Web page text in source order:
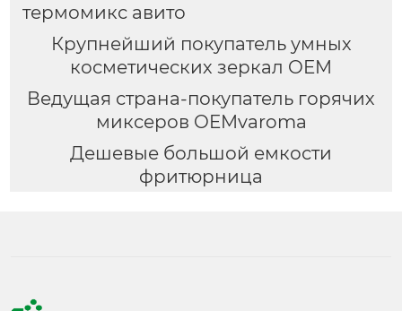
термомикс авито
Крупнейший покупатель умных
косметических зеркал OEM
Ведущая страна-покупатель горячих
миксеров OEMvaroma
Дешевые большой емкости
фритюрница